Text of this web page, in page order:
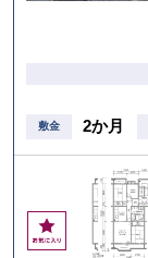
敷金 2か月
お
気